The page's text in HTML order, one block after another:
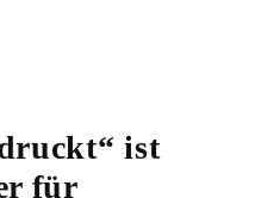
ist
für